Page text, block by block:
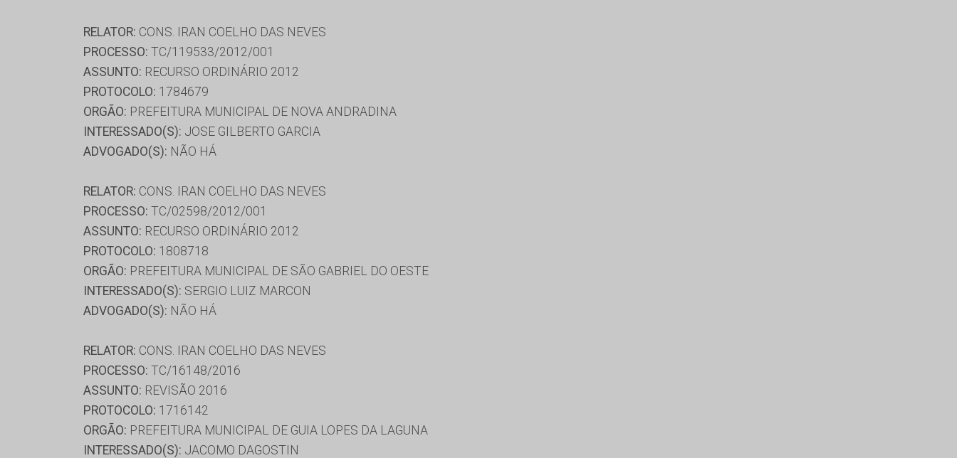
RELATOR: CONS. IRAN COELHO DAS NEVES
PROCESSO: TC/119533/2012/001
ASSUNTO: RECURSO ORDINÁRIO 2012
PROTOCOLO: 1784679
ORGÃO: PREFEITURA MUNICIPAL DE NOVA ANDRADINA
INTERESSADO(S): JOSE GILBERTO GARCIA
ADVOGADO(S): NÃO HÁ
RELATOR: CONS. IRAN COELHO DAS NEVES
PROCESSO: TC/02598/2012/001
ASSUNTO: RECURSO ORDINÁRIO 2012
PROTOCOLO: 1808718
ORGÃO: PREFEITURA MUNICIPAL DE SÃO GABRIEL DO OESTE
INTERESSADO(S): SERGIO LUIZ MARCON
ADVOGADO(S): NÃO HÁ
RELATOR: CONS. IRAN COELHO DAS NEVES
PROCESSO: TC/16148/2016
ASSUNTO: REVISÃO 2016
PROTOCOLO: 1716142
ORGÃO: PREFEITURA MUNICIPAL DE GUIA LOPES DA LAGUNA
INTERESSADO(S): JACOMO DAGOSTIN